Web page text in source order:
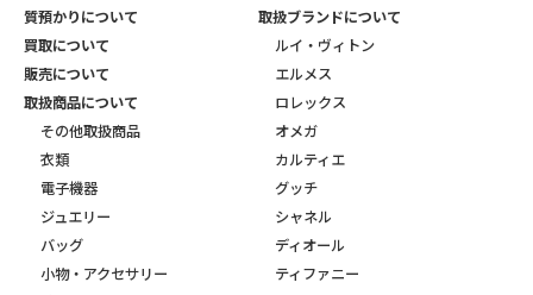
質預かりについて
買取について
販売について
取扱商品について
その他取扱商品
衣類
電子機器
ジュエリー
バッグ
小物・アクセサリー
取扱ブランドについて
ルイ・ヴィトン
エルメス
ロレックス
オメガ
カルティエ
グッチ
シャネル
ディオール
ティファニー